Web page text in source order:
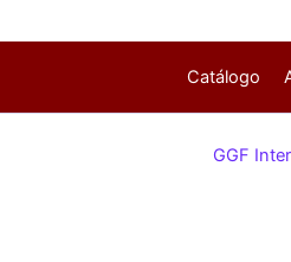
Catálogo
GGF